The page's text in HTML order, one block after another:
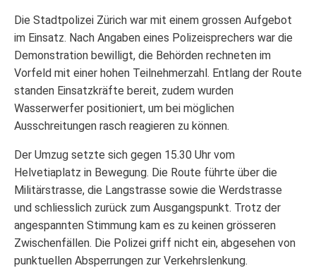
Die Stadtpolizei Zürich war mit einem grossen Aufgebot
im Einsatz. Nach Angaben eines Polizeisprechers war die
Demonstration bewilligt, die Behörden rechneten im
Vorfeld mit einer hohen Teilnehmerzahl. Entlang der Route
standen Einsatzkräfte bereit, zudem wurden
Wasserwerfer positioniert, um bei möglichen
Ausschreitungen rasch reagieren zu können.
Der Umzug setzte sich gegen 15.30 Uhr vom
Helvetiaplatz in Bewegung. Die Route führte über die
Militärstrasse, die Langstrasse sowie die Werdstrasse
und schliesslich zurück zum Ausgangspunkt. Trotz der
angespannten Stimmung kam es zu keinen grösseren
Zwischenfällen. Die Polizei griff nicht ein, abgesehen von
punktuellen Absperrungen zur Verkehrslenkung.